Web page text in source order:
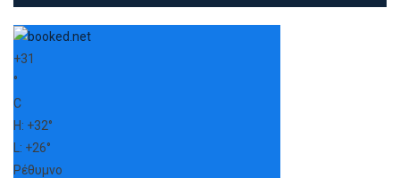
+31
°
C
H: +32°
L: +26°
Ρέθυμνο